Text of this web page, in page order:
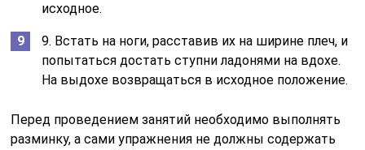
исходное.
9. Встать на ноги, расставив их на ширине плеч, и
попытаться достать ступни ладонями на вдохе.
На выдохе возвращаться в исходное положение.
Перед проведением занятий необходимо выполнять
разминку, а сами упражнения не должны содержать